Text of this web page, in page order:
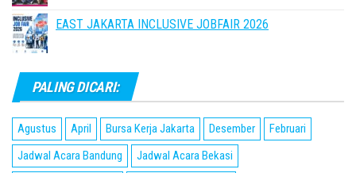
EAST JAKARTA INCLUSIVE JOBFAIR 2026
PALING DICARI:
Agustus April Bursa Kerja Jakarta Desember
Februari
Jadwal Acara Bandung
Jadwal Acara Bekasi